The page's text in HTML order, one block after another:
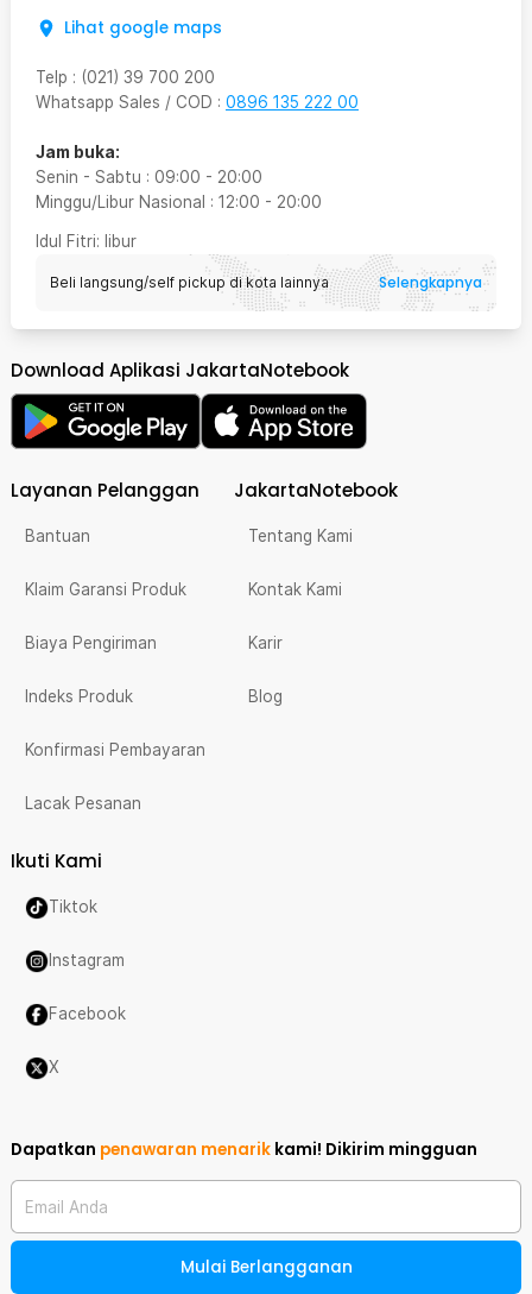
Lihat google maps
Telp : (021) 39 700 200
Whatsapp Sales / COD : 0896 135 222 00
Jam buka:
Senin - Sabtu : 09:00 - 20:00
Minggu/Libur Nasional : 12:00 - 20:00
Idul Fitri: libur
Beli langsung/self pickup di kota lainnya Selengkapnya
Download Aplikasi JakartaNotebook
Layanan Pelanggan
Bantuan
Klaim Garansi Produk
Biaya Pengiriman
Indeks Produk
Konfirmasi Pembayaran
Lacak Pesanan
JakartaNotebook
Tentang Kami
Kontak Kami
Karir
Blog
Ikuti Kami
Tiktok
Instagram
Facebook
X
Dapatkan penawaran menarik kami! Dikirim mingguan
Email Anda
Mulai Berlangganan